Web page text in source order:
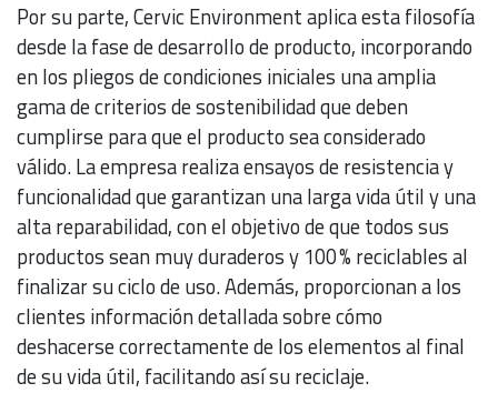
Por su parte, Cervic Environment aplica esta filosofía
desde la fase de desarrollo de producto, incorporando
en los pliegos de condiciones iniciales una amplia
gama de criterios de sostenibilidad que deben
cumplirse para que el producto sea considerado
válido. La empresa realiza ensayos de resistencia y
funcionalidad que garantizan una larga vida útil y una
alta reparabilidad, con el objetivo de que todos sus
productos sean muy duraderos y 100 % reciclables al
finalizar su ciclo de uso. Además, proporcionan a los
clientes información detallada sobre cómo
deshacerse correctamente de los elementos al final
de su vida útil, facilitando así su reciclaje.